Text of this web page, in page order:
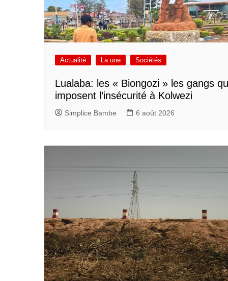
Actualité La une Sociétés
Lualaba: les « Biongozi » les gangs
imposent l’insécurité à Kolwezi
Simplice Bambe 6 août 2026